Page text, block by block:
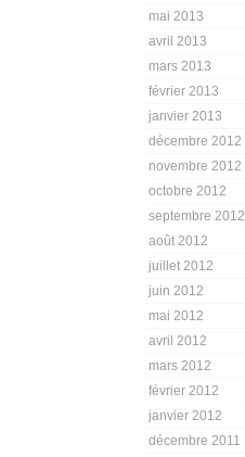
mai 2013
avril 2013
mars 2013
février 2013
janvier 2013
décembre 2012
novembre 2012
octobre 2012
septembre 2012
août 2012
juillet 2012
juin 2012
mai 2012
avril 2012
mars 2012
février 2012
janvier 2012
décembre 2011